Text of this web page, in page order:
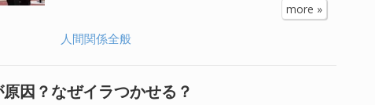
more »
人間関係全般
因？なぜイラつかせる？